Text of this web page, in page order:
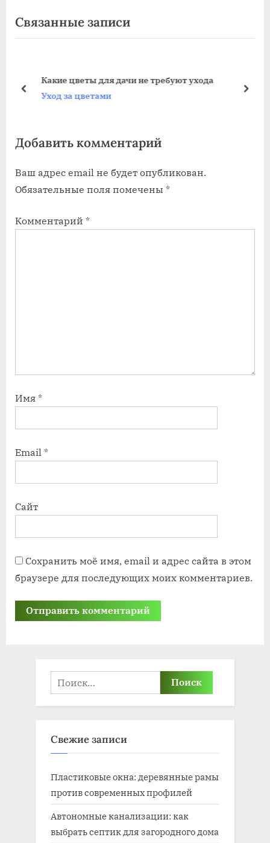
записям
д
ы
щ
з
п
и
ь
е
д
з
п
и
ь
Связанные записи
Какие цветы для дачи не требуют ухода
Уход за цветами
пред
Добавить комментарий
Ваш адрес email не будет опубликован.
Обязательные поля помечены *
Комментарий *
Имя *
Email *
Сайт
Сохранить моё имя, email и адрес сайта в этом
браузере для последующих моих комментариев.
Найти:
Свежие записи
Пластиковые окна: деревянные рамы
против современных профилей
Автономные канализации: как
выбрать септик для загородного дома